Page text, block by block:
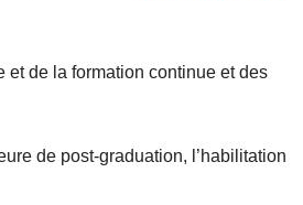
et de la formation continue et des
de post-graduation, l’habilitation